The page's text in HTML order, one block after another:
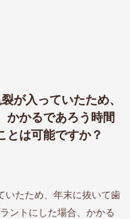
が入っていたため、
かかるであろう時間
とは可能ですか？
いたため、年末に抜いて歯
ントにした場合、かかる